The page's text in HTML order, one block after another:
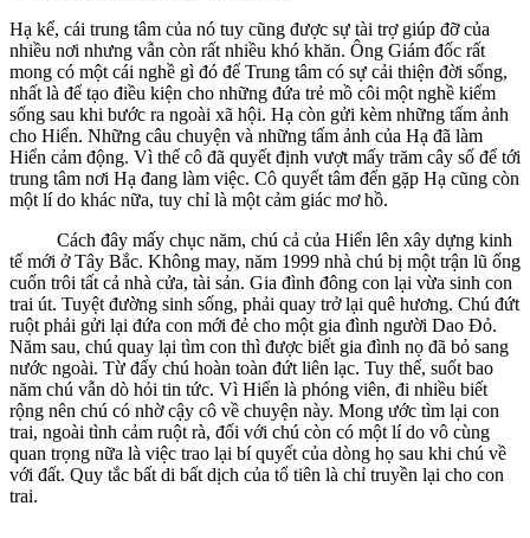
Hạ kể, cái trung tâm của nó tuy cũng được sự tài trợ giúp đỡ của
nhiều nơi nhưng vẫn còn rất nhiều khó khăn. Ông Giám đốc rất
mong có một cái nghề gì đó để Trung tâm có sự cải thiện đời sống,
nhất là để tạo điều kiện cho những đứa trẻ mồ côi một nghề kiếm
sống sau khi bước ra ngoài xã hội. Hạ còn gửi kèm những tấm ảnh
cho Hiển. Những câu chuyện và những tấm ảnh của Hạ đã làm
Hiển cảm động. Vì thế cô đã quyết định vượt mấy trăm cây số để tới
trung tâm nơi Hạ đang làm việc. Cô quyết tâm đến gặp Hạ cũng còn
một lí do khác nữa, tuy chỉ là một cảm giác mơ hồ.
Cách đây mấy chục năm, chú cả của Hiển lên xây dựng kinh
tế mới ở Tây Bắc. Không may, năm 1999 nhà chú bị một trận lũ ống
cuốn trôi tất cả nhà cửa, tài sản. Gia đình đông con lại vừa sinh con
trai út. Tuyệt đường sinh sống, phải quay trở lại quê hương. Chú đứt
ruột phải gửi lại đứa con mới đẻ cho một gia đình người Dao Đỏ.
Năm sau, chú quay lại tìm con thì được biết gia đình nọ đã bỏ sang
nước ngoài. Từ đấy chú hoàn toàn đứt liên lạc. Tuy thế, suốt bao
năm chú vẫn dò hỏi tin tức. Vì Hiển là phóng viên, đi nhiều biết
rộng nên chú có nhờ cậy cô về chuyện này. Mong ước tìm lại con
trai, ngoài tình cảm ruột rà, đối với chú còn có một lí do vô cùng
quan trọng nữa là việc trao lại bí quyết của dòng họ sau khi chú về
với đất. Quy tắc bất di bất dịch của tổ tiên là chỉ truyền lại cho con
trai.